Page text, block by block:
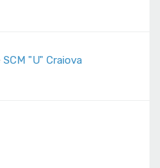
SCM "U" Craiova